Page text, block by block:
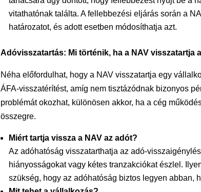
vitathatónak találta. A fellebbezési eljárás során a
határozatot, és adott esetben módosíthatja azt.
Adóvisszatartás: Mi történik, ha a NAV visszatartja
Néha előfordulhat, hogy a NAV visszatartja egy
ÁFA-visszatérítést, amíg nem tisztázódnak bizonyos
problémát okozhat, különösen akkor, ha a cég
összegre.
Miért tartja vissza a NAV az adót?
Az adóhatóság visszatarthatja az adó-
hiányosságokat vagy kétes tranzakciókat észlel.
szükség, hogy az adóhatóság biztos legyen abban,